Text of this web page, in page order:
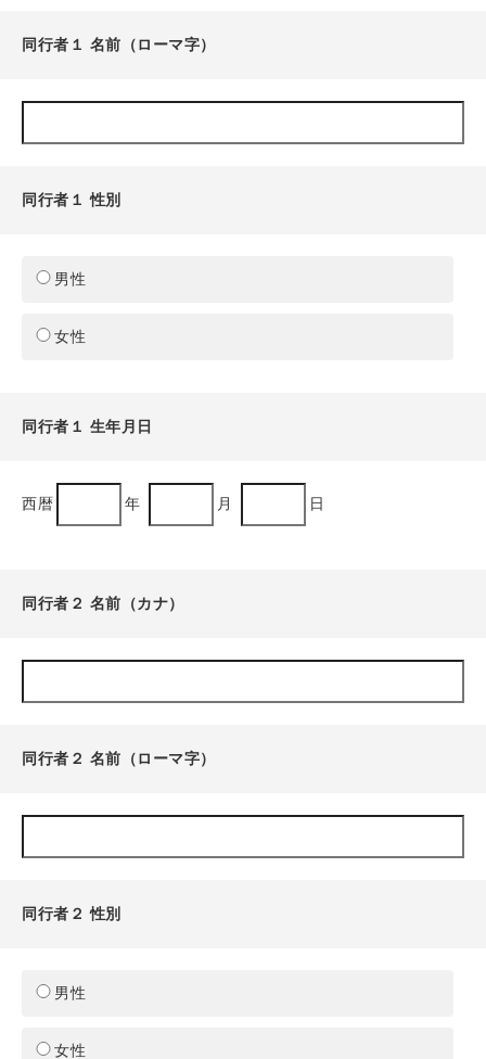
同行者１ 名前（ローマ字）
同行者１ 性別
男性
女性
同行者１ 生年月日
西暦 年 月 日
同行者２ 名前（カナ）
同行者２ 名前（ローマ字）
同行者２ 性別
男性
女性